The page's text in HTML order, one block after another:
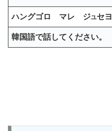
ハングゴロ マレ ジユセヨ
韓国語で話してください。